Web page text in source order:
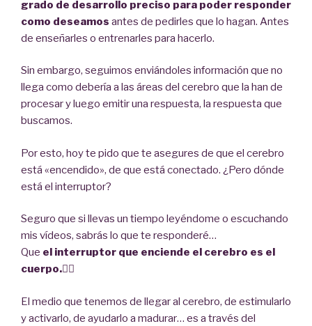
grado de desarrollo preciso para poder responder
como deseamos antes de pedirles que lo hagan. Antes
de enseñarles o entrenarles para hacerlo.
Sin embargo, seguimos enviándoles información que no
llega como debería a las áreas del cerebro que la han de
procesar y luego emitir una respuesta, la respuesta que
buscamos.
Por esto, hoy te pido que te asegures de que el cerebro
está «encendido», de que está conectado. ¿Pero dónde
está el interruptor?
Seguro que si llevas un tiempo leyéndome o escuchando
mis vídeos, sabrás lo que te responderé…
Que el interruptor que enciende el cerebro es el
cuerpo.🤸‍♀
El medio que tenemos de llegar al cerebro, de estimularlo
y activarlo, de ayudarlo a madurar… es a través del